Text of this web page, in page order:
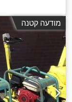
מודעה קטנה